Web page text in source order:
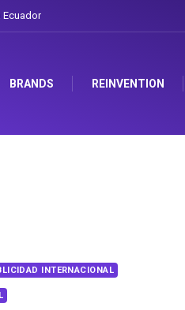
Ecuador
BRANDS REINVENTION
INTERNACIONAL